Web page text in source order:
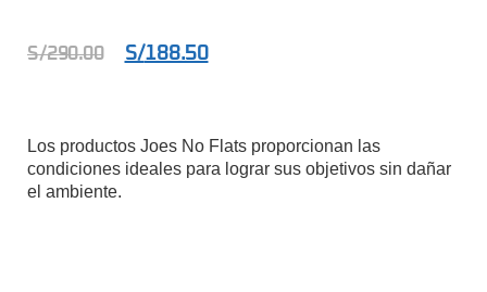
S/290.00 S/188.50
Los productos Joes No Flats proporcionan las
condiciones ideales para lograr sus objetivos sin dañar
el ambiente.